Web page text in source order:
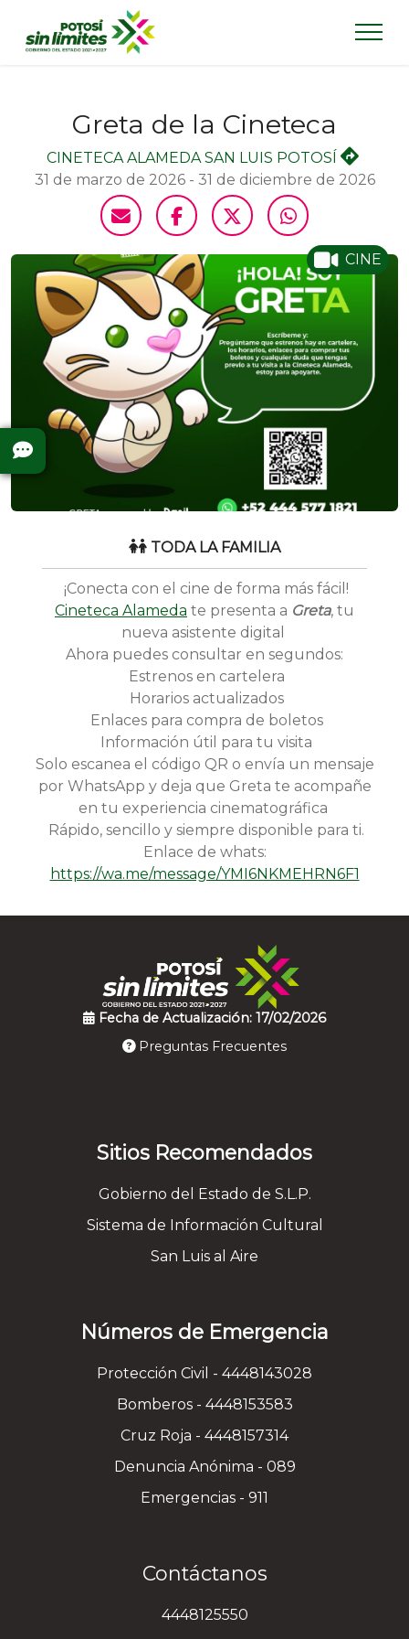
Greta de la Cineteca
CINETECA ALAMEDA SAN LUIS POTOSÍ
31 de marzo de 2026 - 31 de diciembre de 2026
CINE
TODA LA FAMILIA
¡Conecta con el cine de forma más fácil!
Cineteca Alameda te presenta a Greta, tu
nueva asistente digital
Ahora puedes consultar en segundos:
Estrenos en cartelera
Horarios actualizados
Enlaces para compra de boletos
Información útil para tu visita
Solo escanea el código QR o envía un mensaje
por WhatsApp y deja que Greta te acompañe
en tu experiencia cinematográfica
Rápido, sencillo y siempre disponible para ti.
Enlace de whats:
https://wa.me/message/YMI6NKMEHRN6F1
Fecha de Actualización: 17/02/2026
Preguntas Frecuentes
Sitios Recomendados
Gobierno del Estado de S.L.P.
Sistema de Información Cultural
San Luis al Aire
Números de Emergencia
Protección Civil - 4448143028
Bomberos - 4448153583
Cruz Roja - 4448157314
Denuncia Anónima - 089
Emergencias - 911
Contáctanos
4448125550